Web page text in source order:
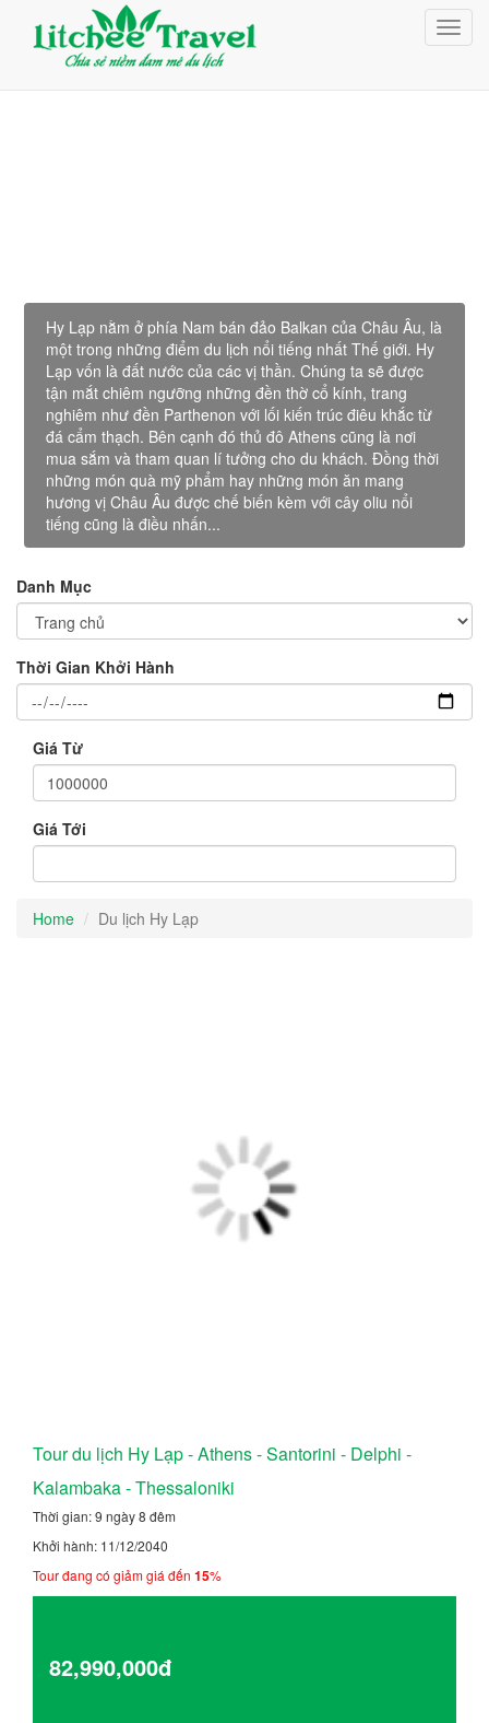
Giỏ Hàng (0)
Đăng nhập
Đăng ký
Hy Lạp nằm ở phía Nam bán đảo Balkan của Châu Âu, là
một trong những điểm du lịch nổi tiếng nhất Thế giới. Hy
Lạp vốn là đất nước của các vị thần. Chúng ta sẽ được
tận mắt chiêm ngưỡng những đền thờ cổ kính, trang
nghiêm như đền Parthenon với lối kiến trúc điêu khắc từ
đá cẩm thạch. Bên cạnh đó thủ đô Athens cũng là nơi
mua sắm và tham quan lí tưởng cho du khách. Đồng thời
những món quà mỹ phẩm hay những món ăn mang
hương vị Châu Âu được chế biến kèm với cây oliu nổi
tiếng cũng là điều nhấn...
Danh Mục
Thời Gian Khởi Hành
Giá Từ
Giá Tới
Home Du lịch Hy Lạp
Tour du lịch Hy Lạp - Athens - Santorini - Delphi -
Kalambaka - Thessaloniki
Thời gian: 9 ngày 8 đêm
Khởi hành: 11/12/2040
Tour đang có giảm giá đến 15%
82,990,000đ